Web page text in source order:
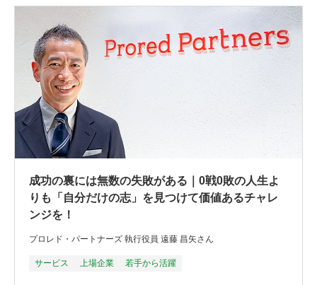
成功の裏には無数の失敗がある｜0戦0敗の人生よ
りも「自分だけの志」を見つけて価値あるチャレ
ンジを！
プロレド・パートナーズ 執行役員 遠藤 昌矢さん
サービス 上場企業 若手から活躍